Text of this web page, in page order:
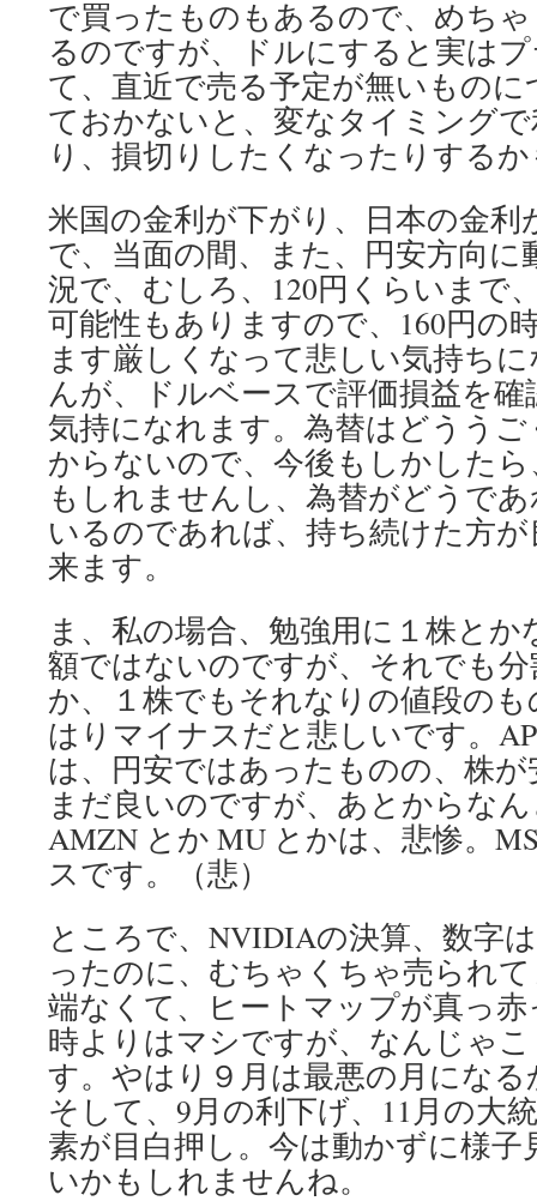
で買ったものもあるので、めち
るのですが、ドルにすると実は
て、直近で売る予定が無いもの
ておかないと、変なタイミング
り、損切りしたくなったりする
米国の金利が下がり、日本の金
で、当面の間、また、円安方向
況で、むしろ、120円くらいまで
可能性もありますので、160円の
ます厳しくなって悲しい気持ち
んが、ドルベースで評価損益を
気持になれます。為替はどうう
からないので、今後もしかした
もしれませんし、為替がどうで
いるのであれば、持ち続けた方
来ます。
ま、私の場合、勉強用に１株と
額ではないのですが、それでも
か、１株でもそれなりの値段の
はりマイナスだと悲しいです。
は、円安ではあったものの、株
まだ良いのですが、あとからな
AMZN とか MU とかは、悲惨。
スです。（悲）
ところで、NVIDIAの決算、数字
ったのに、むちゃくちゃ売られ
端なくて、ヒートマップが真っ
時よりはマシですが、なんじゃ
す。やはり９月は最悪の月にな
そして、9月の利下げ、11月の大
素が目白押し。今は動かずに様
いかもしれませんね。